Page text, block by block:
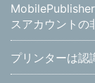
スアカウントの
プリンターは認